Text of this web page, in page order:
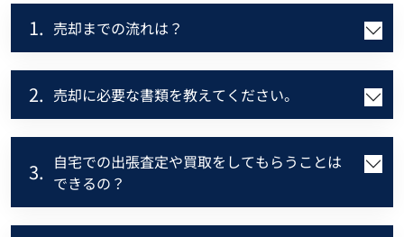
1. 売却までの流れは？
2. 売却に必要な書類を教えてください。
3. 自宅での出張査定や買取をしてもらうことは
できるの？